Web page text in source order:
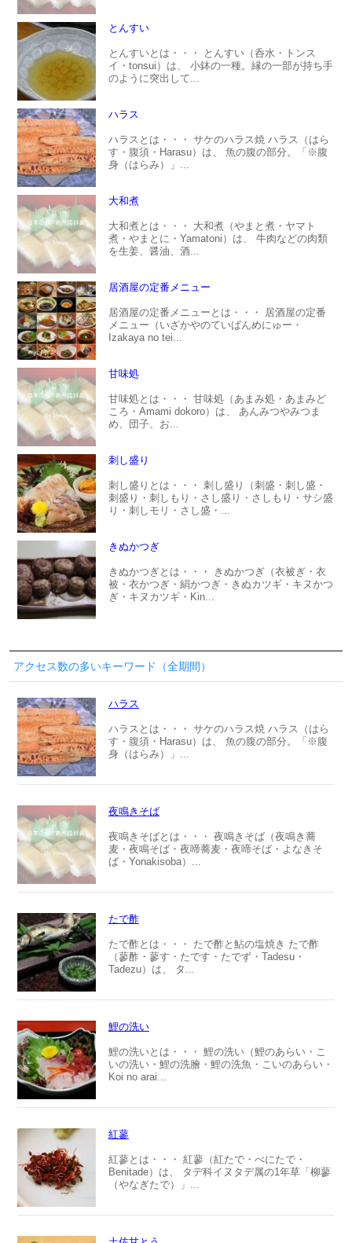
とんすい
とんすいとは・・・ とんすい（呑水・トンス
イ・tonsui）は、 小鉢の一種。縁の一部が持ち手
のように突出して...
ハラス
ハラスとは・・・ サケのハラス焼 ハラス（はら
す・腹須・Harasu）は、 魚の腹の部分。「※腹
身（はらみ）」...
大和煮
大和煮とは・・・ 大和煮（やまと煮・ヤマト
煮・やまとに・Yamatoni）は、 牛肉などの肉類
を生姜、醤油、酒...
居酒屋の定番メニュー
居酒屋の定番メニューとは・・・ 居酒屋の定番
メニュー（いざかやのていばんめにゅー・
Izakaya no tei...
甘味処
甘味処とは・・・ 甘味処（あまみ処・あまみど
ころ・Amami dokoro）は、 あんみつやみつま
め、団子、お...
刺し盛り
刺し盛りとは・・・ 刺し盛り（刺盛・刺し盛・
刺盛り・刺しもり・さし盛り・さしもり・サシ盛
り・刺しモリ・さし盛・...
きぬかつぎ
きぬかつぎとは・・・ きぬかつぎ（衣被ぎ・衣
被・衣かつぎ・絹かつぎ・きぬカツギ・キヌかつ
ぎ・キヌカツギ・Kin...
アクセス数の多いキーワード（全期間）
ハラス
ハラスとは・・・ サケのハラス焼 ハラス（はら
す・腹須・Harasu）は、 魚の腹の部分。「※腹
身（はらみ）」...
夜鳴きそば
夜鳴きそばとは・・・ 夜鳴きそば（夜鳴き蕎
麦・夜鳴そば・夜啼蕎麦・夜啼そば・よなきそ
ば・Yonakisoba）...
たで酢
たで酢とは・・・ たで酢と鮎の塩焼き たで酢
（蓼酢・蓼す・たです・たでず・Tadesu・
Tadezu）は、 タ...
鯉の洗い
鯉の洗いとは・・・ 鯉の洗い（鯉のあらい・こ
いの洗い・鯉の洗膾・鯉の洗魚・こいのあらい・
Koi no arai...
紅蓼
紅蓼とは・・・ 紅蓼（紅たで・べにたで・
Benitade）は、 タデ科イヌタデ属の1年草「柳蓼
（やなぎたで）」...